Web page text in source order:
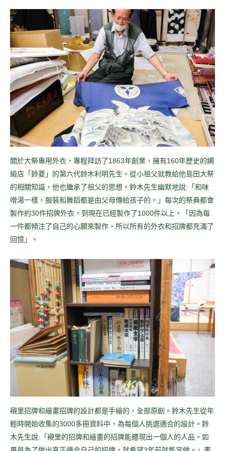
關於大祭專用外衣，專程拜訪了1863年創業，擁有160年歷史的綢
緞店「鈴菱」的第六代鈴木利明先生。從小祖父就教給他島田大祭
的相關知識，他也繼承了祖父的思想。鈴木先生幽默地說:「和味
噌湯一樣，服裝和舞蹈都是由父母傳給孩子的。」每次的祭典都會
製作約30件招牌外衣，到現在已經製作了1000件以上。「因為每
一件都傾注了自己的心願來製作，所以所有的外衣和招牌都充滿了
回憶」。
襯里招牌和繪畫招牌的設計都是手繪的，全部原創。鈴木先生從年
輕時開始收集的3000多冊資料中，為每個人挑選適合的設計。鈴
木先生說:「襯里的招牌和繪畫的招牌能體現出一個人的人品。如